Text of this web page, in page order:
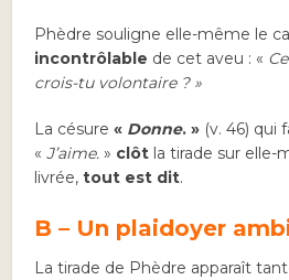
Phèdre souligne elle-même le
incontrôlable de cet aveu : «
crois-tu volontaire ? »
La césure« Donne. » (v. 46) qui
«J’aime. » clôt la tirade sur elle-
livrée,tout est dit.
B – Un plaidoyer
La tirade de Phèdre apparaît